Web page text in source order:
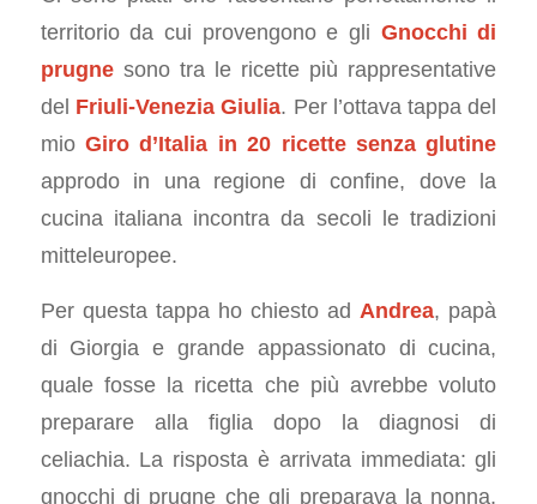
territorio da cui provengono e gli Gnocchi di
prugnesono tra le ricette più rappresentative
del Friuli-Venezia Giulia. Per l’ottava tappa del
mio Giro d’Italia in 20 ricette senza glutine
approdo in una regione di confine, dove la
cucina italiana incontra da secoli le tradizioni
mitteleuropee.
Per questa tappa ho chiesto adAndrea, papà
di Giorgia e grande appassionato di cucina,
quale fosse la ricetta che più avrebbe voluto
preparare alla figlia dopo la diagnosi di
celiachia. La risposta è arrivata immediata: gli
gnocchi di prugne che gli preparava la nonna,